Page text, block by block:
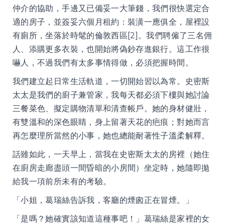
仲介的協助，手邊又已備妥一大筆錢，我們很快選定合
適的房子，並簽妥六個月租約：裝潢一應俱全，屋裡設
有廁所，坐落於時髦的倫敦西區[2]。我們聘僱了三名佣
人、添購更多衣裝，也開始將偽鈔存進銀行。這工作很
嚇人，不過我們有太多事情得做，必須把握時間。
我們建立起日常生活軌道，一切開始習以為常。史密斯
太太是我們的廚子兼管家，我每天都必須下樓與她討論
三餐菜色、擬定購物清單和清查帳戶。她的身材健壯，
有雙溫和的深色眼睛，身上留著天花的疤痕；對她而言
再怎麼理所當然的小事，她也總能耐著性子溫柔解釋。
話雖如此，一天早上，當我在史密斯太太的房裡（她住
在廚房走廊盡頭一間昏暗的小房間）坐定時，她隨即拋
給我一項前所未有的考驗。
「小姐，葛瑞絲告訴我，客廳的煙囪正在冒煙。」
「是嗎？她確實該知道這種事吧！」葛瑞絲是家裡的女